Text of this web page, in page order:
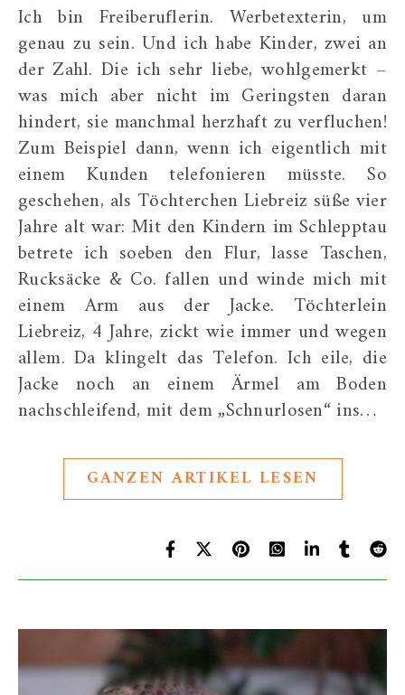
Ich bin Freiberuflerin. Werbetexterin, um
genau zu sein. Und ich habe Kinder, zwei an
der Zahl. Die ich sehr liebe, wohlgemerkt –
was mich aber nicht im Geringsten daran
hindert, sie manchmal herzhaft zu verfluchen!
Zum Beispiel dann, wenn ich eigentlich mit
einem Kunden telefonieren müsste. So
geschehen, als Töchterchen Liebreiz süße vier
Jahre alt war: Mit den Kindern im Schlepptau
betrete ich soeben den Flur, lasse Taschen,
Rucksäcke & Co. fallen und winde mich mit
einem Arm aus der Jacke. Töchterlein
Liebreiz, 4 Jahre, zickt wie immer und wegen
allem. Da klingelt das Telefon. Ich eile, die
Jacke noch an einem Ärmel am Boden
nachschleifend, mit dem „Schnurlosen“ ins…
GANZEN ARTIKEL LESEN